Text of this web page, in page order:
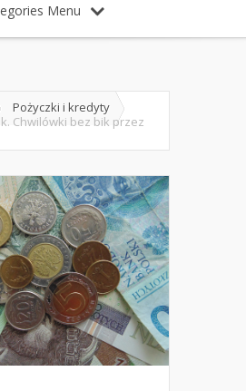
Menu
Pożyczki i kredyty
Chwilówki bez bik przez